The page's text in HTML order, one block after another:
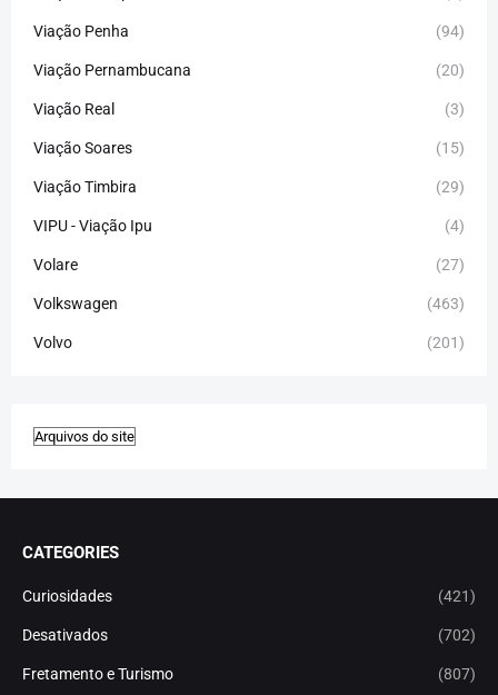
Viação Penha (94)
Viação Pernambucana (20)
Viação Real (3)
Viação Soares (15)
Viação Timbira (29)
VIPU - Viação Ipu (4)
Volare (27)
Volkswagen (463)
Volvo (201)
CATEGORIES
Curiosidades (421)
Desativados (702)
Fretamento e Turismo (807)